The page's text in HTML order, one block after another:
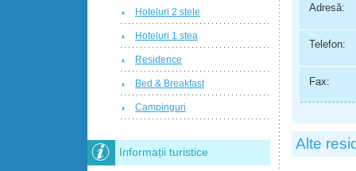
Adresă:
Telefon:
Fax:
Alte
Hoteluri 2 stele
Hoteluri 1 stea
Residence
Bed & Breakfast
Campinguri
Informații turistice